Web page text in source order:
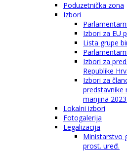
Poduzetnička zona
Izbori
Izbori za EU
Lista grupe
Izbori za
Republike
Izbori za
predstavnike
manjina 2023.
Lokalni izbori
Fotogalerija
Legalizacija
Ministarstvo
prost. uređ.